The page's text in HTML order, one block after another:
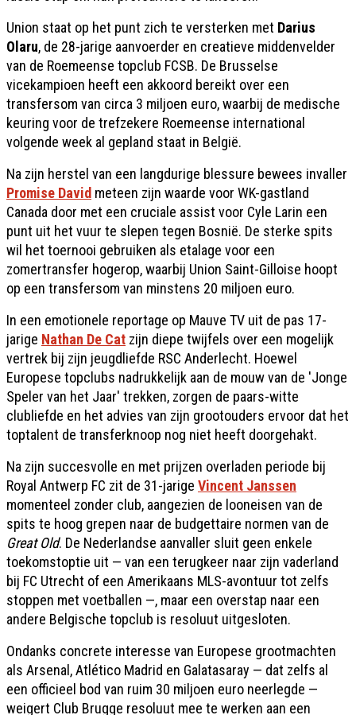
Union staat op het punt zich te versterken met Darius
Olaru, de 28-jarige aanvoerder en creatieve middenvelder
van de Roemeense topclub FCSB. De Brusselse
vicekampioen heeft een akkoord bereikt over een
transfersom van circa 3 miljoen euro, waarbij de medische
keuring voor de trefzekere Roemeense international
volgende week al gepland staat in België.
Na zijn herstel van een langdurige blessure bewees invaller
Promise David meteen zijn waarde voor WK-gastland
Canada door met een cruciale assist voor Cyle Larin een
punt uit het vuur te slepen tegen Bosnië. De sterke spits
wil het toernooi gebruiken als etalage voor een
zomertransfer hogerop, waarbij Union Saint-Gilloise hoopt
op een transfersom van minstens 20 miljoen euro.
In een emotionele reportage op Mauve TV uit de pas 17-
jarige Nathan De Cat zijn diepe twijfels over een mogelijk
vertrek bij zijn jeugdliefde RSC Anderlecht. Hoewel
Europese topclubs nadrukkelijk aan de mouw van de 'Jonge
Speler van het Jaar' trekken, zorgen de paars-witte
clubliefde en het advies van zijn grootouders ervoor dat het
toptalent de transferknoop nog niet heeft doorgehakt.
Na zijn succesvolle en met prijzen overladen periode bij
Royal Antwerp FC zit de 31-jarige Vincent Janssen
momenteel zonder club, aangezien de looneisen van de
spits te hoog grepen naar de budgettaire normen van de
Great Old. De Nederlandse aanvaller sluit geen enkele
toekomstoptie uit — van een terugkeer naar zijn vaderland
bij FC Utrecht of een Amerikaans MLS-avontuur tot zelfs
stoppen met voetballen —, maar een overstap naar een
andere Belgische topclub is resoluut uitgesloten.
Ondanks concrete interesse van Europese grootmachten
als Arsenal, Atlético Madrid en Galatasaray — dat zelfs al
een officieel bod van ruim 30 miljoen euro neerlegde —
weigert Club Brugge resoluut mee te werken aan een